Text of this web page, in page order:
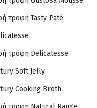
τροφή Tasty Paté
τροφή Delicatesse
Soft Jelly
Cooking Broth